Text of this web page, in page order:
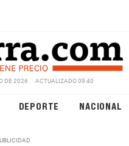
DE 2026 ACTUALIZADO 09:40
DEPORTE NACIONAL